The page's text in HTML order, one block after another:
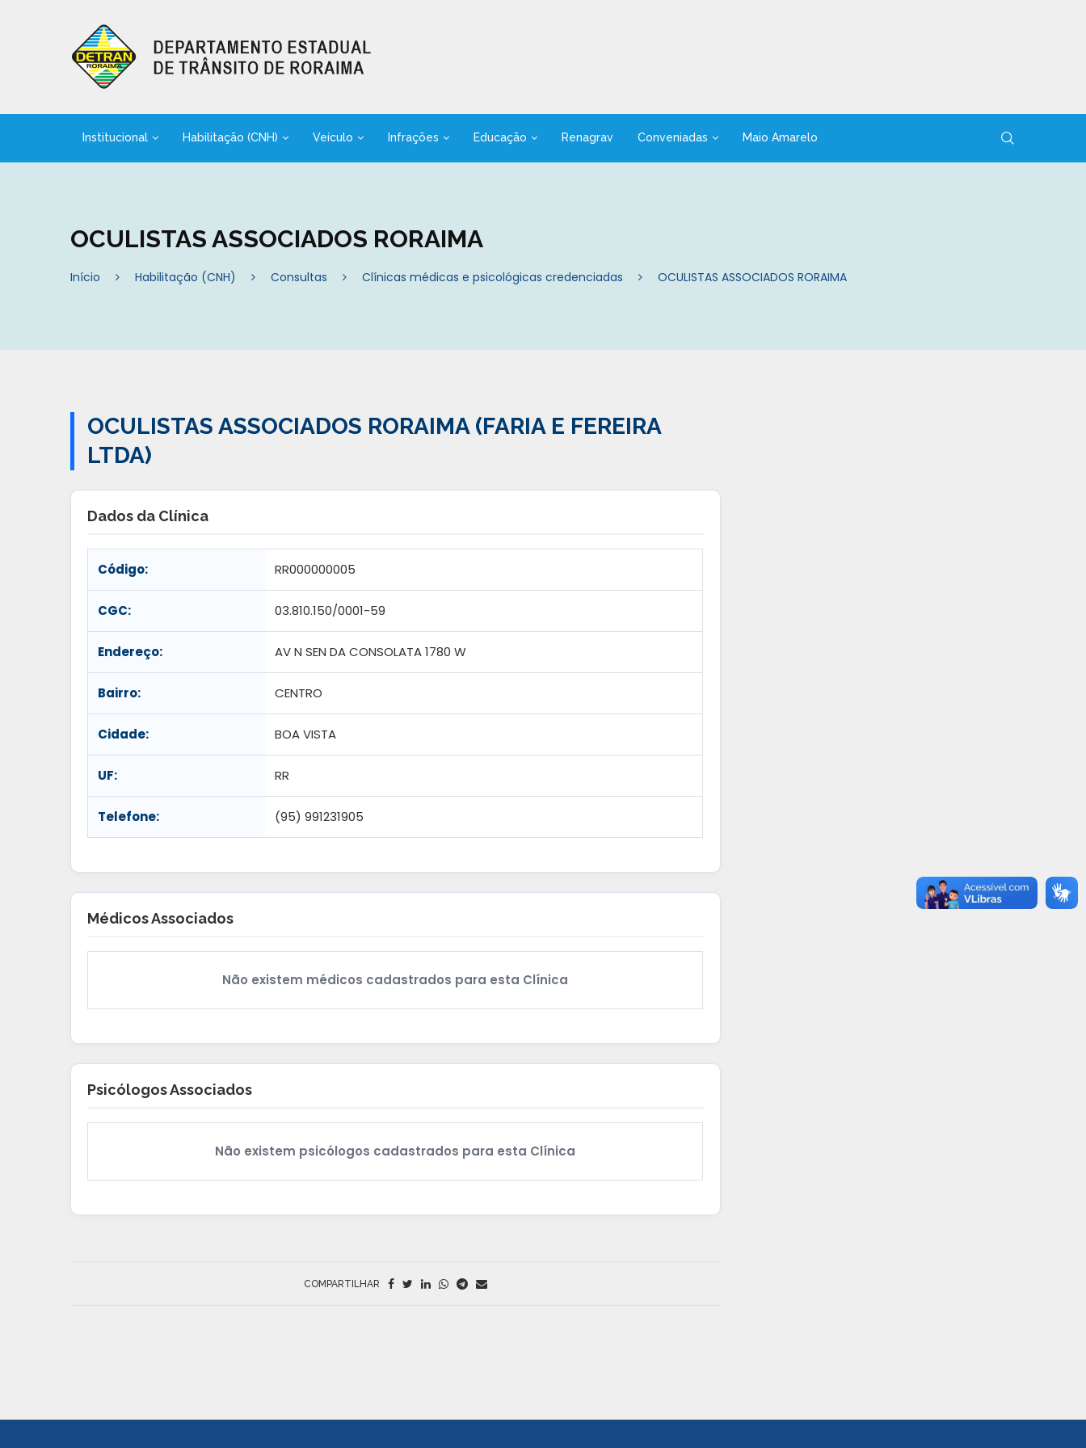
Institucional Habilitação (CNH) Veículo Infrações Educação Renagrav Conveniadas Maio Amarelo
OCULISTAS ASSOCIADOS RORAIMA
Início Habilitação (CNH) Consultas Clínicas médicas e psicológicas credenciadas OCULISTAS ASSOCIADOS RORAIMA
OCULISTAS ASSOCIADOS RORAIMA (FARIA E FEREIRA
LTDA)
Dados da Clínica
Código: RR000000005
CGC: 03.810.150/0001-59
Endereço: AV N SEN DA CONSOLATA 1780 W
Bairro: CENTRO
Cidade: BOA VISTA
UF: RR
Telefone: (95) 991231905
Médicos Associados
Não existem médicos cadastrados para esta Clínica
Psicólogos Associados
Não existem psicólogos cadastrados para esta Clínica
COMPARTILHAR